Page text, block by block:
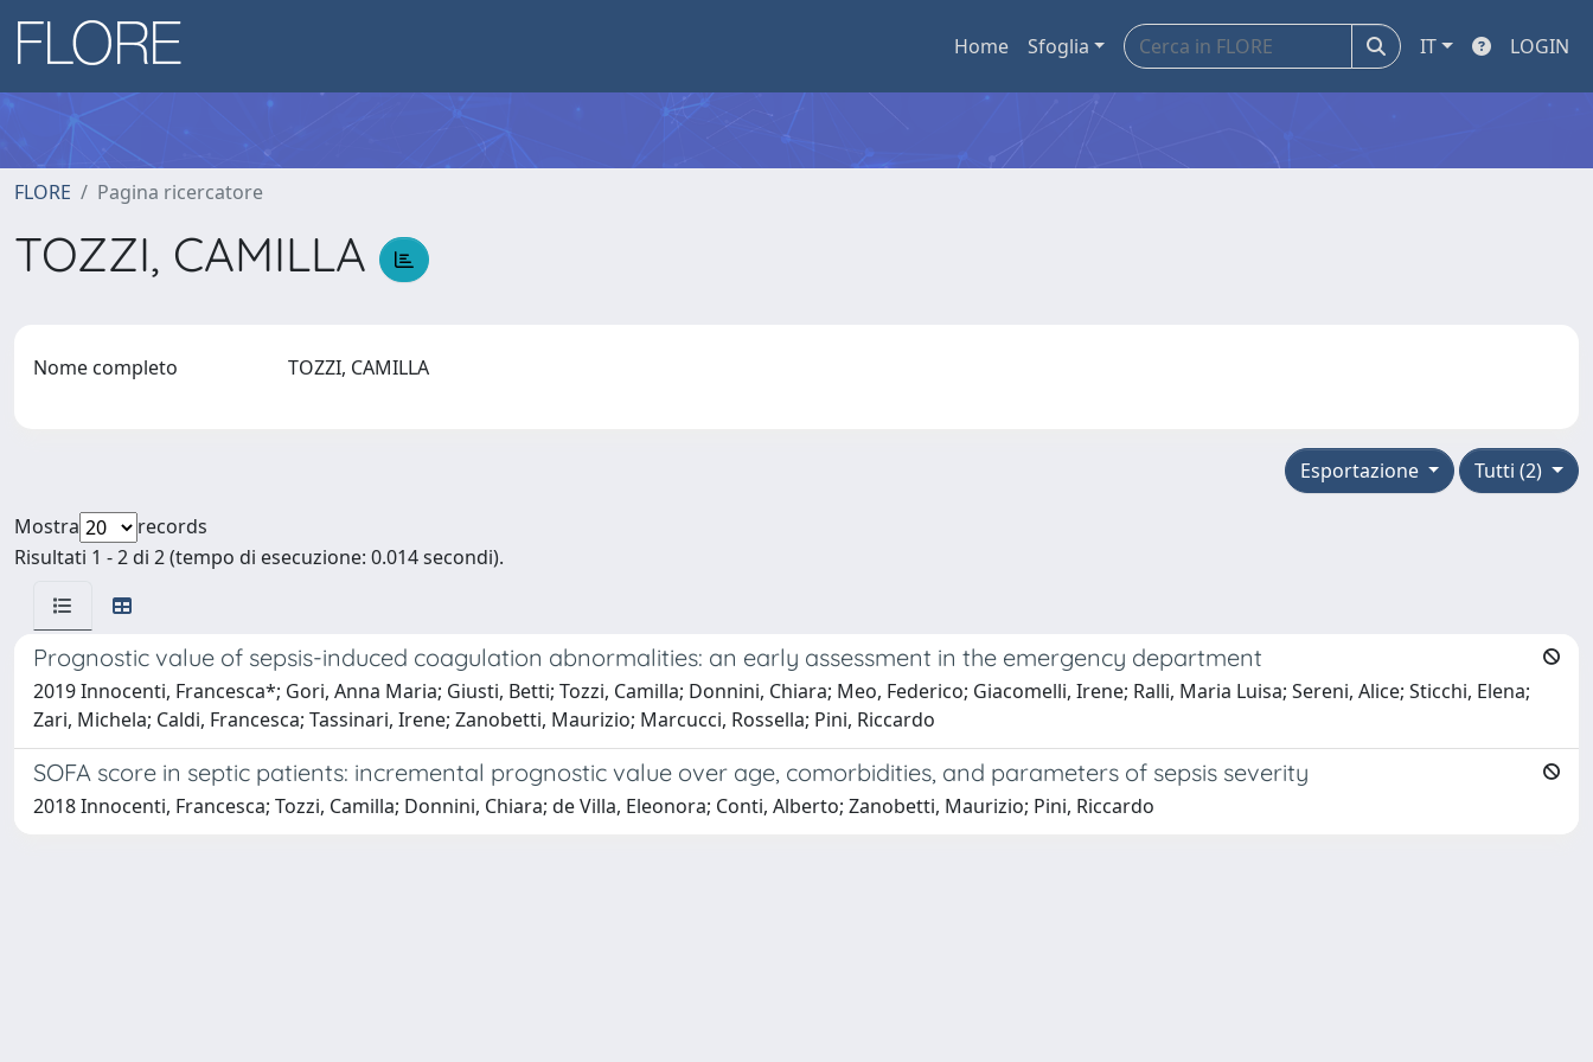
Home Sfoglia IT LOGIN
FLORE Pagina ricercatore
TOZZI, CAMILLA
Nome completo TOZZI, CAMILLA
Tutti (2)
Esportazione
Mostra
records
Risultati 1 - 2 di 2 (tempo di esecuzione: 0.014 secondi).
Prognostic value of sepsis-induced coagulation abnormalities: an early assessment in the emergency department
2019 Innocenti, Francesca*; Gori, Anna Maria; Giusti, Betti; Tozzi, Camilla; Donnini, Chiara; Meo, Federico; Giacomelli, Irene; Ralli, Maria Luisa; Sereni, Alice; Sticchi, Elena;
Zari, Michela; Caldi, Francesca; Tassinari, Irene; Zanobetti, Maurizio; Marcucci, Rossella; Pini, Riccardo
SOFA score in septic patients: incremental prognostic value over age, comorbidities, and parameters of sepsis severity
2018 Innocenti, Francesca; Tozzi, Camilla; Donnini, Chiara; de Villa, Eleonora; Conti, Alberto; Zanobetti, Maurizio; Pini, Riccardo